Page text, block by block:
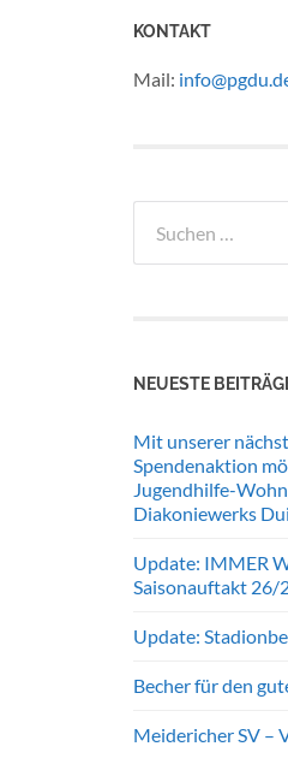
KONTAKT
Mail:
nach:
NEUESTE
Mit unserer
Spendenaktion
Jugendhilfe-
Diakoniewerks
Update: IMMER
Saisonauftakt 26/
Update:
Becher für den
Meidericher SV –